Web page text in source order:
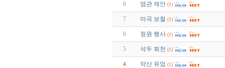
8 염관 제안 (1)
7 마곡 보철 (1)
6 청원 행사 (1)
5 석두 희천 (1)
4 약산 유엄 (1)